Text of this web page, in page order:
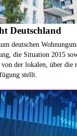
Deutschland
deutschen
die Situation 2015
der lokalen, über die
stellt.